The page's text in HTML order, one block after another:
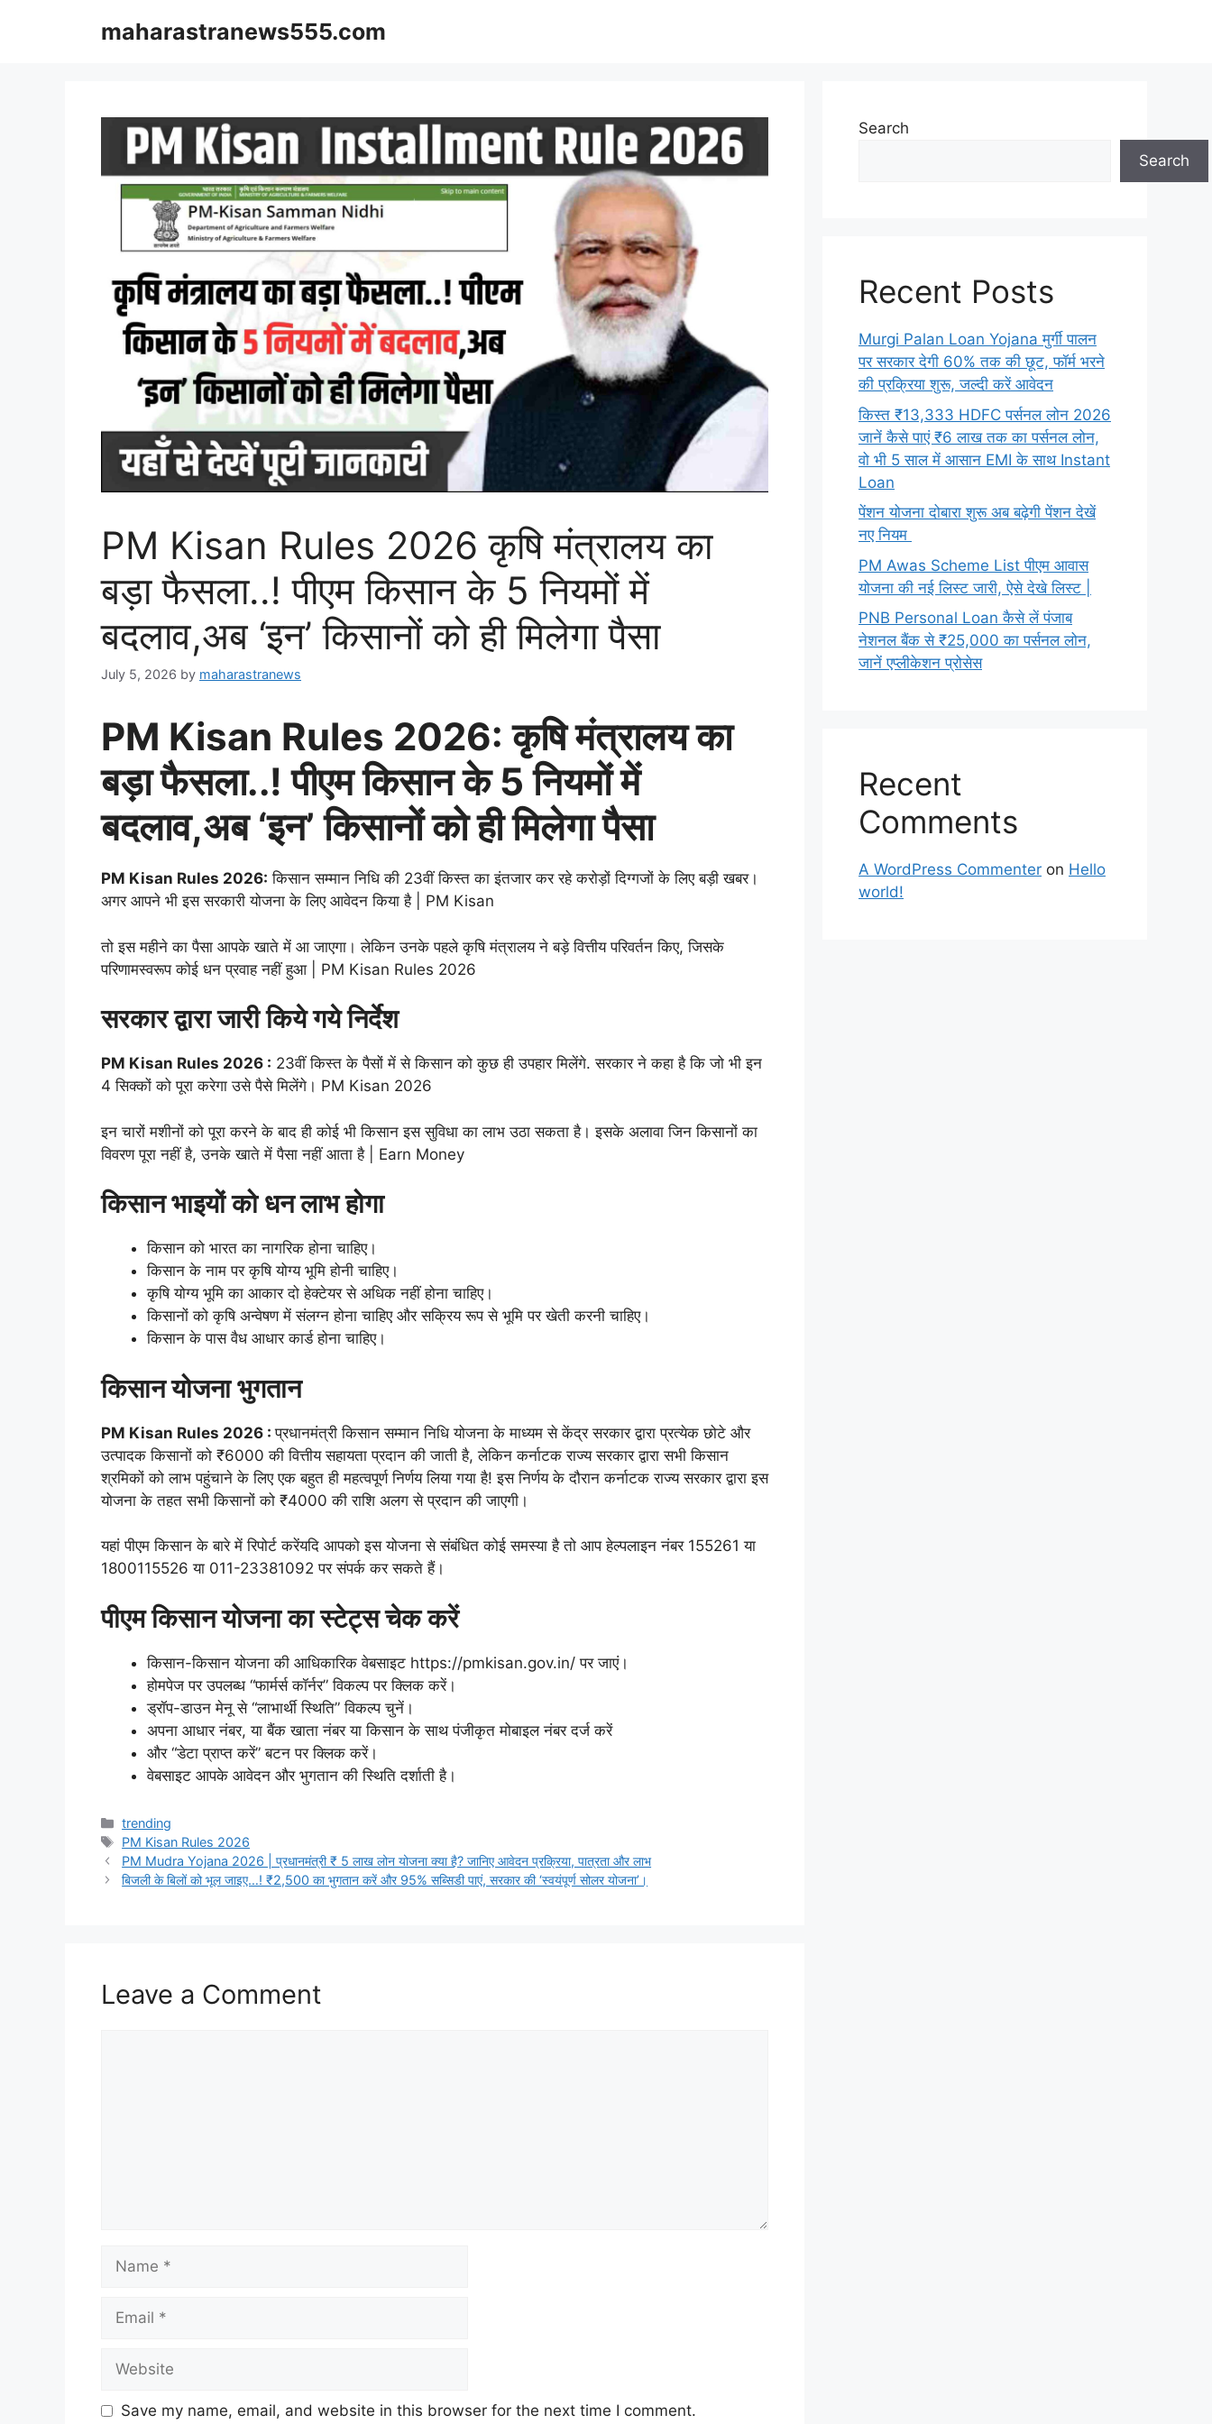
maharastranews555.com
PM Kisan Rules 2026 कृषि मंत्रालय का
बड़ा फैसला..! पीएम किसान के 5 नियमों में
बदलाव,अब ‘इन’ किसानों को ही मिलेगा पैसा
July 5, 2026 by maharastranews
PM Kisan Rules 2026: कृषि मंत्रालय का
बड़ा फैसला..! पीएम किसान के 5 नियमों में
बदलाव,अब ‘इन’ किसानों को ही मिलेगा पैसा
PM Kisan Rules 2026: किसान सम्मान निधि की 23वीं किस्त का इंतजार कर रहे करोड़ों दिग्गजों के लिए बड़ी खबर।
अगर आपने भी इस सरकारी योजना के लिए आवेदन किया है | PM Kisan
तो इस महीने का पैसा आपके खाते में आ जाएगा। लेकिन उनके पहले कृषि मंत्रालय ने बड़े वित्तीय परिवर्तन किए, जिसके
परिणामस्वरूप कोई धन प्रवाह नहीं हुआ | PM Kisan Rules 2026
सरकार द्वारा जारी किये गये निर्देश
PM Kisan Rules 2026 : 23वीं किस्त के पैसों में से किसान को कुछ ही उपहार मिलेंगे. सरकार ने कहा है कि जो भी इन
4 सिक्कों को पूरा करेगा उसे पैसे मिलेंगे। PM Kisan 2026
इन चारों मशीनों को पूरा करने के बाद ही कोई भी किसान इस सुविधा का लाभ उठा सकता है। इसके अलावा जिन किसानों का
विवरण पूरा नहीं है, उनके खाते में पैसा नहीं आता है | Earn Money
किसान भाइयों को धन लाभ होगा
किसान को भारत का नागरिक होना चाहिए।
किसान के नाम पर कृषि योग्य भूमि होनी चाहिए।
कृषि योग्य भूमि का आकार दो हेक्टेयर से अधिक नहीं होना चाहिए।
किसानों को कृषि अन्वेषण में संलग्न होना चाहिए और सक्रिय रूप से भूमि पर खेती करनी चाहिए।
किसान के पास वैध आधार कार्ड होना चाहिए।
किसान योजना भुगतान
PM Kisan Rules 2026 :प्रधानमंत्री किसान सम्मान निधि योजना के माध्यम से केंद्र सरकार द्वारा प्रत्येक छोटे और
उत्पादक किसानों को ₹6000 की वित्तीय सहायता प्रदान की जाती है, लेकिन कर्नाटक राज्य सरकार द्वारा सभी किसान
श्रमिकों को लाभ पहुंचाने के लिए एक बहुत ही महत्वपूर्ण निर्णय लिया गया है! इस निर्णय के दौरान कर्नाटक राज्य सरकार द्वारा इस
योजना के तहत सभी किसानों को ₹4000 की राशि अलग से प्रदान की जाएगी।
यहां पीएम किसान के बारे में रिपोर्ट करेंयदि आपको इस योजना से संबंधित कोई समस्या है तो आप हेल्पलाइन नंबर 155261 या
1800115526 या 011-23381092 पर संपर्क कर सकते हैं।
पीएम किसान योजना का स्टेट्स चेक करें
किसान-किसान योजना की आधिकारिक वेबसाइट https://pmkisan.gov.in/ पर जाएं।
होमपेज पर उपलब्ध “फार्मर्स कॉर्नर” विकल्प पर क्लिक करें।
ड्रॉप-डाउन मेनू से “लाभार्थी स्थिति” विकल्प चुनें।
अपना आधार नंबर, या बैंक खाता नंबर या किसान के साथ पंजीकृत मोबाइल नंबर दर्ज करें
और “डेटा प्राप्त करें” बटन पर क्लिक करें।
वेबसाइट आपके आवेदन और भुगतान की स्थिति दर्शाती है।
Categories
trending
Tags
PM Kisan Rules 2026
PM Mudra Yojana 2026 | प्रधानमंत्री ₹ 5 लाख लोन योजना क्या है? जानिए आवेदन प्रक्रिया, पात्रता और लाभ
बिजली के बिलों को भूल जाइए…! ₹2,500 का भुगतान करें और 95% सब्सिडी पाएं, सरकार की ‘स्वयंपूर्ण सोलर योजना’।
Leave a Comment
Save my name, email, and website in this browser for the next time I comment.
Search
Search
Recent Posts
Murgi Palan Loan Yojana मुर्गी पालन
पर सरकार देगी 60% तक की छूट, फॉर्म भरने
की प्रक्रिया शुरू, जल्दी करें आवेदन
किस्त ₹13,333 HDFC पर्सनल लोन 2026
जानें कैसे पाएं ₹6 लाख तक का पर्सनल लोन,
वो भी 5 साल में आसान EMI के साथ Instant
Loan
पेंशन योजना दोबारा शुरू अब बढ़ेगी पेंशन देखें
नए नियम
PM Awas Scheme List पीएम आवास
योजना की नई लिस्ट जारी, ऐसे देखे लिस्ट |
PNB Personal Loan कैसे लें पंजाब
नेशनल बैंक से ₹25,000 का पर्सनल लोन,
जानें एप्लीकेशन प्रोसेस
Recent
Comments
A WordPress Commenter on Hello
world!